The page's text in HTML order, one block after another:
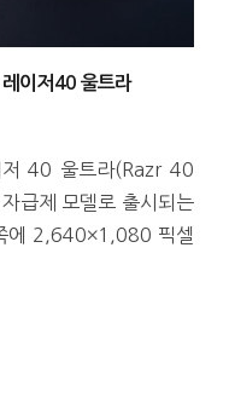
레이저40 울트라
저 40 울트라(Razr 40
급제 모델로 출시되는
에 2,640×1,080 픽셀